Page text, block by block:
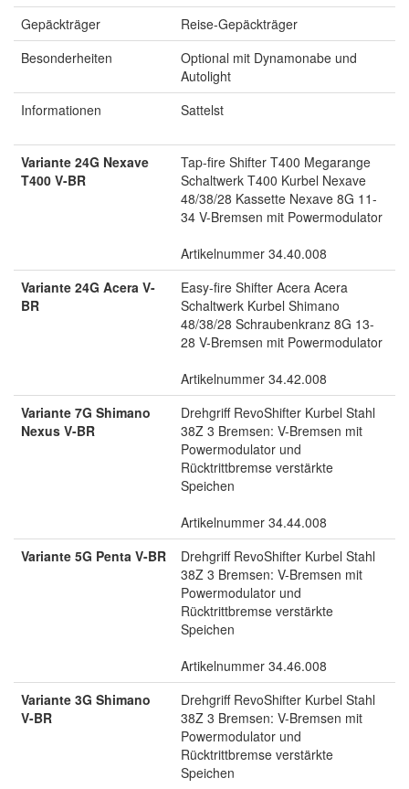
Gepäckträger
Reise-Gepäckträger
Besonderheiten
Optional mit Dynamonabe und
Autolight
Informationen
Sattelst
Variante 24G Nexave
T400 V-BR
Tap-fire Shifter T400 Megarange
Schaltwerk T400 Kurbel Nexave
48/38/28 Kassette Nexave 8G 11-
34 V-Bremsen mit Powermodulator
Artikelnummer 34.40.008
Variante 24G Acera V-
BR
Easy-fire Shifter Acera Acera
Schaltwerk Kurbel Shimano
48/38/28 Schraubenkranz 8G 13-
28 V-Bremsen mit Powermodulator
Artikelnummer 34.42.008
Variante 7G Shimano
Nexus V-BR
Drehgriff RevoShifter Kurbel Stahl
38Z 3 Bremsen: V-Bremsen mit
Powermodulator und
Rücktrittbremse verstärkte
Speichen
Artikelnummer 34.44.008
Variante 5G Penta V-BR
Drehgriff RevoShifter Kurbel Stahl
38Z 3 Bremsen: V-Bremsen mit
Powermodulator und
Rücktrittbremse verstärkte
Speichen
Artikelnummer 34.46.008
Variante 3G Shimano
V-BR
Drehgriff RevoShifter Kurbel Stahl
38Z 3 Bremsen: V-Bremsen mit
Powermodulator und
Rücktrittbremse verstärkte
Speichen